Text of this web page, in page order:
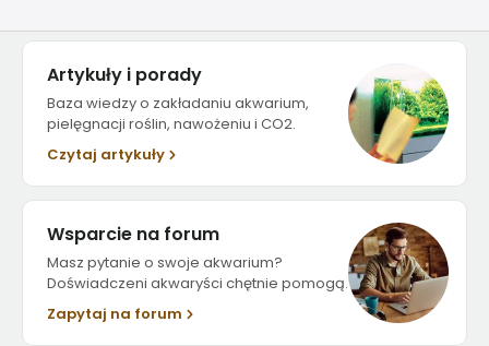
Artykuły i porady
Baza wiedzy o zakładaniu akwarium,
pielęgnacji roślin, nawożeniu i CO2.
Czytaj artykuły
Wsparcie na forum
Masz pytanie o swoje akwarium?
Doświadczeni akwaryści chętnie pomogą.
Zapytaj na forum